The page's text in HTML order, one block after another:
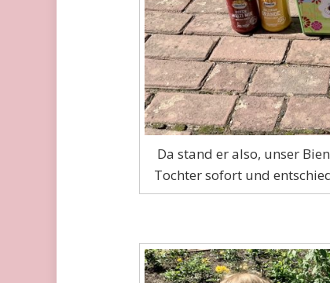
Da stand er also, unser
Tochter sofort und